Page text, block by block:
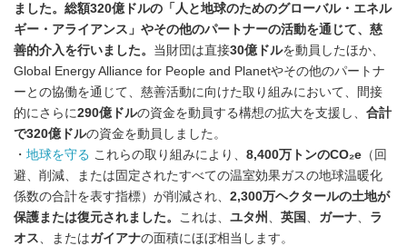
ました。総額320億ドルの「人と地球のためのグローバル・エネル
ギー・アライアンス」やその他のパートナーの活動を通じて、慈
善的介入を行いました。 当財団は直接30億ドルを動員したほか、
Global Energy Alliance for People and Planetやその他のパートナ
ーとの協働を通じて、慈善活動に向けた取り組みにおいて、間接
的にさらに290億ドルの資金を動員する構想の拡大を支援し、 合計
で320億ドルの資金を動員しました。
・ 地球を守る これらの取り組みにより、 8,400万トンのCO₂e （回
避、削減、または固定されたすべての温室効果ガスの地球温暖化
係数の合計を表す指標）が削減され、 2,300万ヘクタールの土地が
保護または復元されました。
これは、 ユタ州 英国 ガーナ
ラ
オス 、またはガイアナの面積にほぼ相当します。